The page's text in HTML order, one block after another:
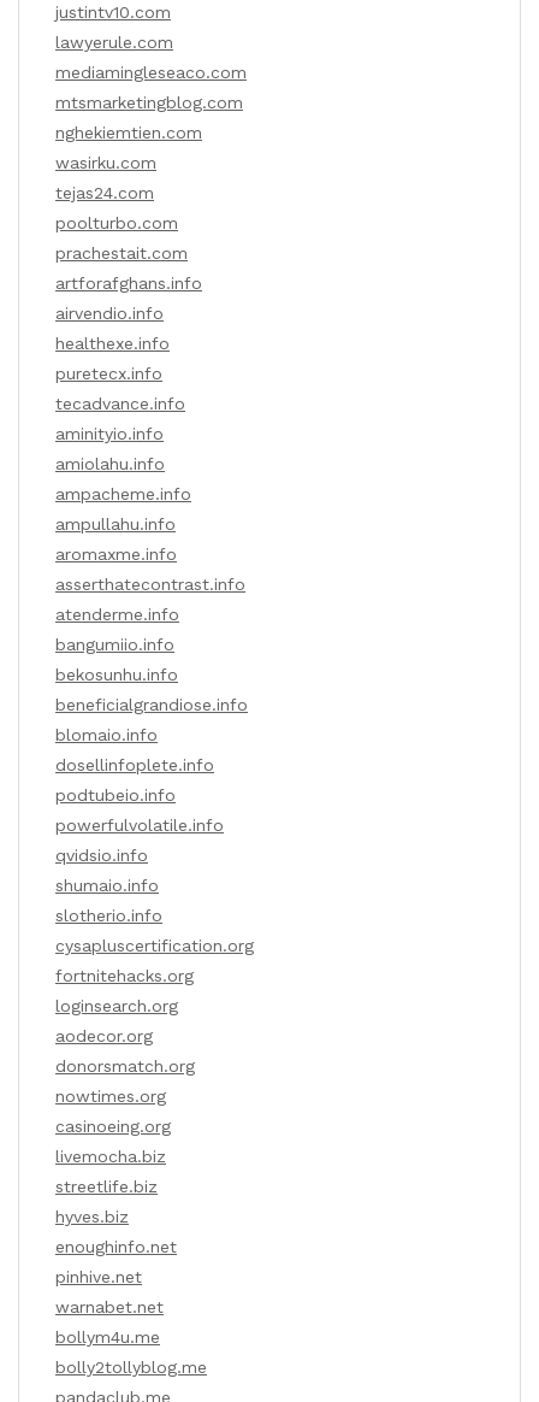
justintv10.com
lawyerule.com
mediamingleseaco.com
mtsmarketingblog.com
nghekiemtien.com
wasirku.com
tejas24.com
poolturbo.com
prachestait.com
artforafghans.info
airvendio.info
healthexe.info
puretecx.info
tecadvance.info
aminityio.info
amiolahu.info
ampacheme.info
ampullahu.info
aromaxme.info
asserthatecontrast.info
atenderme.info
bangumiio.info
bekosunhu.info
beneficialgrandiose.info
blomaio.info
dosellinfoplete.info
podtubeio.info
powerfulvolatile.info
qvidsio.info
shumaio.info
slotherio.info
cysapluscertification.org
fortnitehacks.org
loginsearch.org
aodecor.org
donorsmatch.org
nowtimes.org
casinoeing.org
livemocha.biz
streetlife.biz
hyves.biz
enoughinfo.net
pinhive.net
warnabet.net
bollym4u.me
bolly2tollyblog.me
pandaclub.me